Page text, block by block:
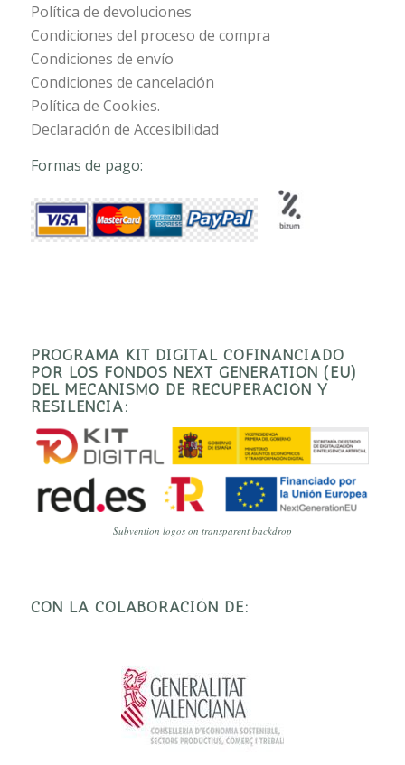
Política de devoluciones
Condiciones del proceso de compra
Condiciones de envío
Condiciones de cancelación
Política de Cookies.
Declaración de Accesibilidad
Formas de pago:
PROGRAMA KIT DIGITAL COFINANCIADO
POR LOS FONDOS NEXT GENERATION (EU)
DEL MECANISMO DE RECUPERACIÓN Y
RESILENCIA:
Subvention logos on transparent backdrop
CON LA COLABORACIÓN DE: